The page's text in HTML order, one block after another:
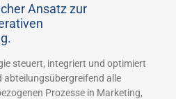
Ansatz zur
steuert, integriert und optimiert
abteilungsübergreifend alle
Prozesse in Marketing,